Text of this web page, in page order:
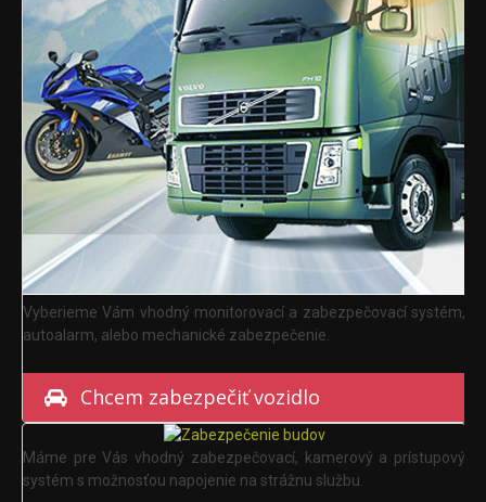
Vyberieme Vám vhodný monitorovací a zabezpečovací systém,
autoalarm, alebo mechanické zabezpečenie.
Chcem zabezpečiť vozidlo
Máme pre Vás vhodný zabezpečovací, kamerový a prístupový
systém s možnosťou napojenie na strážnu službu.